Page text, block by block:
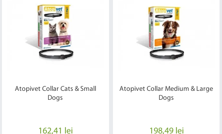
Atopivet Collar Cats & Small
Dogs
162,41 lei
Atopivet Collar Medium & Large
Dogs
198,49 lei